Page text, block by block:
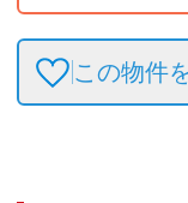
この物件